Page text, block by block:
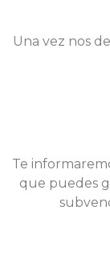
Te
que puedes
Una vez nos